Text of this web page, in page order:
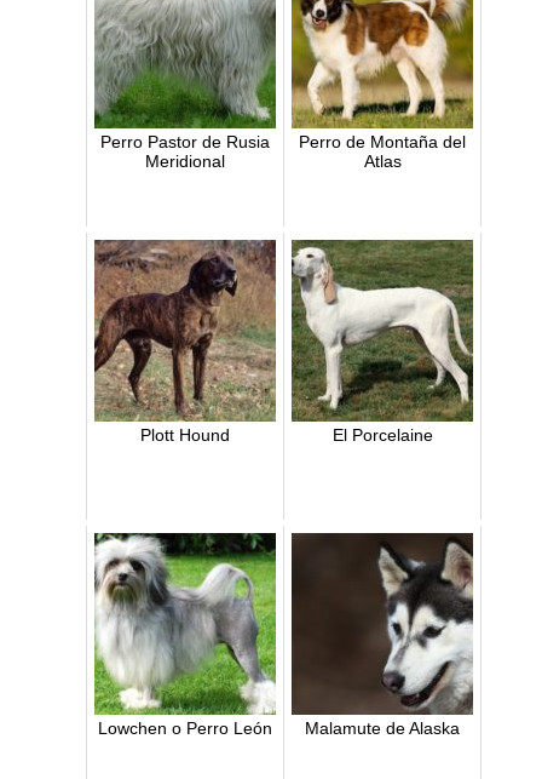
Perro Pastor de Rusia
Meridional
Perro de Montaña del
Atlas
Plott Hound El Porcelaine
Lowchen o Perro León Malamute de Alaska